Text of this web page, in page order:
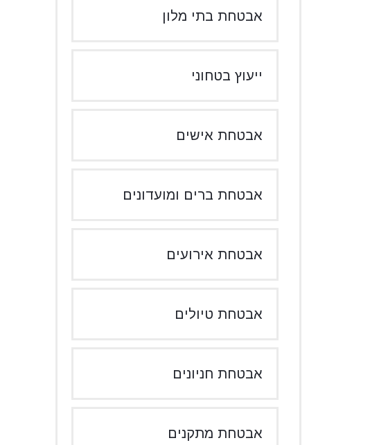
אבטחת בתי מלון
ייעוץ בטחוני
אבטחת אישים
אבטחת ברים ומועדונים
אבטחת אירועים
אבטחת טיולים
אבטחת חניונים
אבטחת מתקנים